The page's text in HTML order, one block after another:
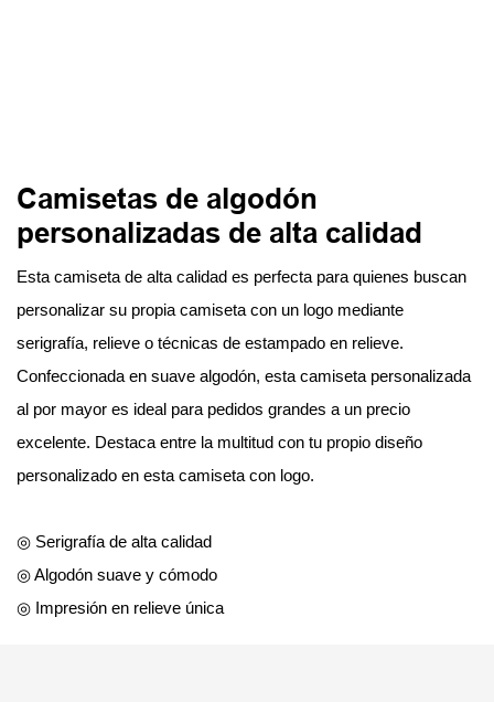
Camisetas de algodón
personalizadas de alta calidad
Esta camiseta de alta calidad es perfecta para quienes buscan
personalizar su propia camiseta con un logo mediante
serigrafía, relieve o técnicas de estampado en relieve.
Confeccionada en suave algodón, esta camiseta personalizada
al por mayor es ideal para pedidos grandes a un precio
excelente. Destaca entre la multitud con tu propio diseño
personalizado en esta camiseta con logo.
◎ Serigrafía de alta calidad
◎ Algodón suave y cómodo
◎ Impresión en relieve única